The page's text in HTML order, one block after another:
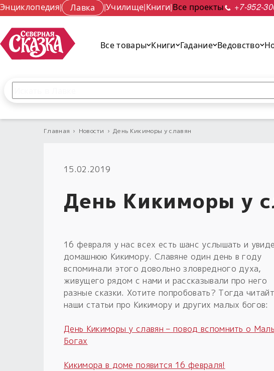
Энциклопедия| Лавка |Училище|Книги|Все проекты +7-952-
Все товары Книги Гадание Ведовство
Главная › Новости › День Кикиморы у славян
15.02.2019
День Кикиморы у
16 февраля у нас всех есть шанс услышать и
домашнюю Кикимору. Славяне один день в году
вспоминали этого довольно зловредного духа,
живущего рядом с нами и рассказывали про него
разные сказки. Хотите попробовать? Тогда
наши статьи про Кикимору и других малых богов:
День Кикиморы у славян – повод вспомнить о
Богах
Кикимора в доме появится 16 февраля!